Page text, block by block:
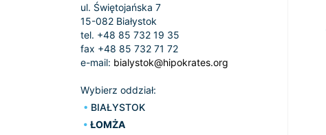
ul. Świętojańska 7
15-082 Białystok
tel. +48 85 732 19 35
fax +48 85 732 71 72
e-mail: bialystok@hipokrates.org
Wybierz oddział:
BIAŁYSTOK
ŁOMŻA